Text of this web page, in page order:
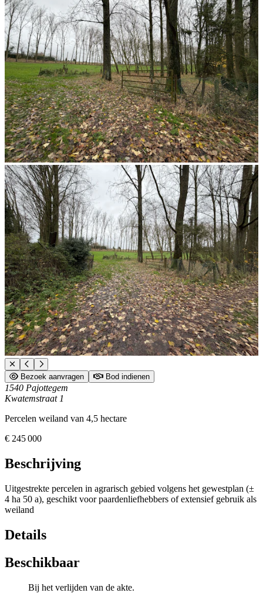
Bezoek aanvragen Bod indienen
1540 Pajottegem
Kwatemstraat 1
Percelen weiland van 4,5 hectare
€ 245 000
Beschrijving
Uitgestrekte percelen in agrarisch gebied volgens het gewestplan (±
4 ha 50 a), geschikt voor paardenliefhebbers of extensief gebruik als
weiland
Details
Beschikbaar
Bij het verlijden van de akte.